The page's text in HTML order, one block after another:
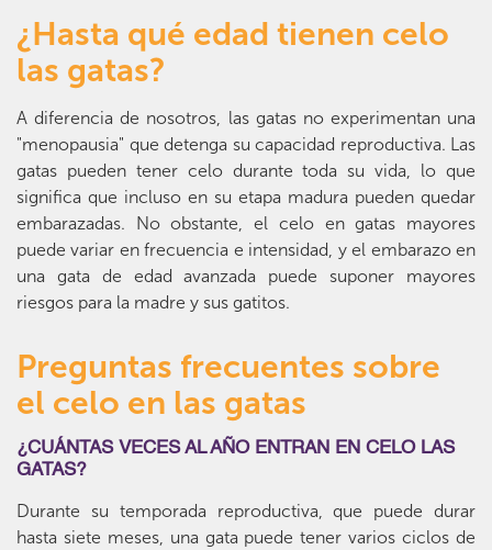
¿Hasta qué edad tienen celo
las gatas?
A diferencia de nosotros, las gatas no experimentan una
"menopausia" que detenga su capacidad reproductiva. Las
gatas pueden tener celo durante toda su vida, lo que
significa que incluso en su etapa madura pueden quedar
embarazadas. No obstante, el celo en gatas mayores
puede variar en frecuencia e intensidad, y el embarazo en
una gata de edad avanzada puede suponer mayores
riesgos para la madre y sus gatitos.
Preguntas frecuentes sobre
el celo en las gatas
¿CUÁNTAS VECES AL AÑO ENTRAN EN CELO LAS
GATAS?
Durante su temporada reproductiva, que puede durar
hasta siete meses, una gata puede tener varios ciclos de